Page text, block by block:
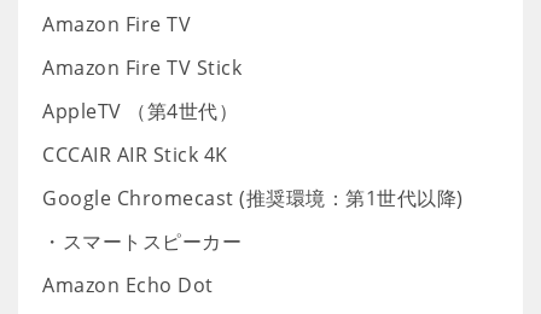
Amazon Fire TV
Amazon Fire TV Stick
AppleTV （第4世代）
CCCAIR AIR Stick 4K
Google Chromecast (推奨環境：第1世代以降)
・スマートスピーカー
Amazon Echo Dot